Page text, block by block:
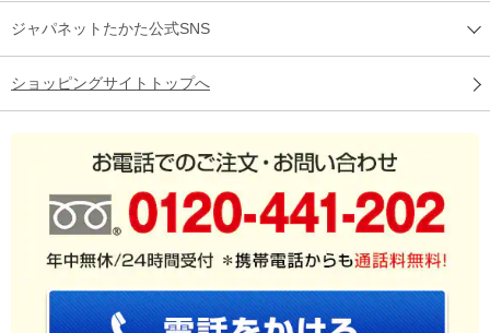
ジャパネットたかた公式SNS
ショッピングサイトトップへ